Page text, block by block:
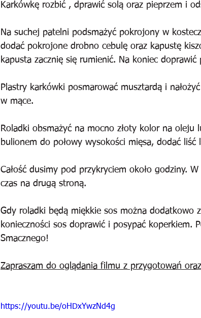
Karkówkę rozbić , dprawić solą oraz pieprzem i
Na suchej patelni podsmażyć pokrojony w
dodać pokrojone drobno cebulę oraz kapustę
kapusta zacznię się rumienić. Na koniec
Plastry karkówki posmarować musztardą i
w mące.
Roladki obsmażyć na mocno złoty kolor na
bulionem do połowy wysokości mięsa, dodać
Całość dusimy pod przykryciem około godziny.
czas na drugą stroną.
Gdy roladki będą miękkie sos można dodatkowo
konieczności sos doprawić i posypać koperkiem.
Smacznego!
Zapraszam do oglądania filmu z przygotowań
https://youtu.be/oHDxYwzNd4g